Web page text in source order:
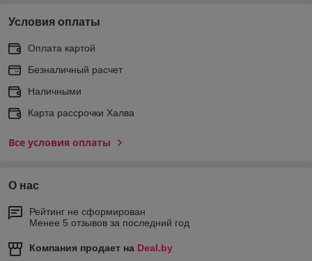
Условия оплаты
Оплата картой
Безналичный расчет
Наличными
Карта рассрочки Халва
Все условия оплаты
О нас
Рейтинг не сформирован
Менее 5 отзывов за последний год
Компания продает на Deal.by